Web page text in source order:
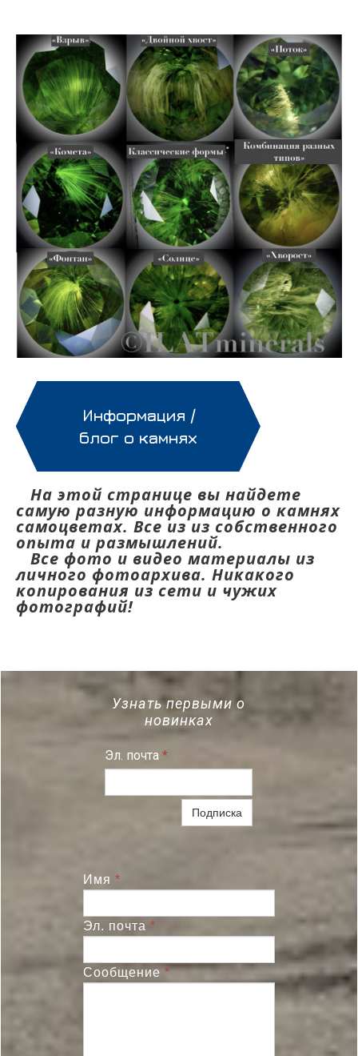
Информация /
блог о камнях
На этой странице вы найдете
самую разную информацию о камнях
самоцветах. Все из из собственного
опыта и размышлений.
Все фото и видео материалы из
личного фотоархива. Никакого
копирования из сети и чужих
фотографий!
Узнать первыми о
новинках
Эл. почта *
Подписка
Имя *
Эл. почта *
Сообщение *